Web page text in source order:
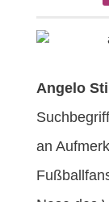
Angelo
an